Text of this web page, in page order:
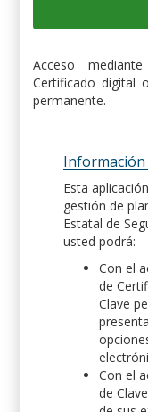
Acceso
Certificado digital
permanente.
Información
Esta
gestión de
Estatal de
usted podrá:
Con el
de
Clave
Con el
de